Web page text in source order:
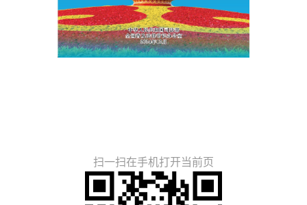
扫一扫在手机打开当前页